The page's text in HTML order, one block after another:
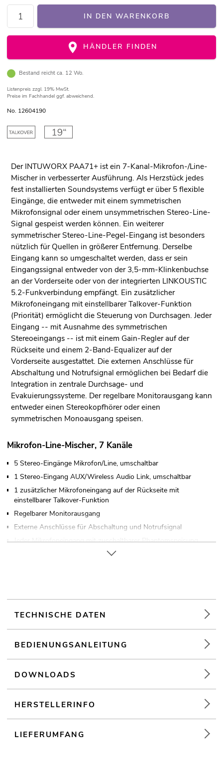
IN DEN WARENKORB
HÄNDLER FINDEN
Bestand reicht ca. 12 Wo.
Listenpreis zzgl. 19% MwSt.
Preise im Fachhandel ggf. abweichend.
No. 12604190
Der INTUWORX PAA71+ ist ein 7-Kanal-Mikrofon-/Line-
Mischer in verbesserter Ausführung. Als Herzstück jedes
fest installierten Soundsystems verfügt er über 5 flexible
Eingänge, die entweder mit einem symmetrischen
Mikrofonsignal oder einem unsymmetrischen Stereo-Line-
Signal gespeist werden können. Ein weiterer
symmetrischer Stereo-Line-Pegel-Eingang ist besonders
nützlich für Quellen in größerer Entfernung. Derselbe
Eingang kann so umgeschaltet werden, dass er sein
Eingangssignal entweder von der 3,5-mm-Klinkenbuchse
an der Vorderseite oder von der integrierten LINKOUSTIC
5.2-Funkverbindung empfängt. Ein zusätzlicher
Mikrofoneingang mit einstellbarer Talkover-Funktion
(Priorität) ermöglicht die Steuerung von Durchsagen. Jeder
Eingang -- mit Ausnahme des symmetrischen
Stereoeingangs -- ist mit einem Gain-Regler auf der
Rückseite und einem 2-Band-Equalizer auf der
Vorderseite ausgestattet. Die externen Anschlüsse für
Abschaltung und Notrufsignal ermöglichen bei Bedarf die
Integration in zentrale Durchsage- und
Evakuierungssysteme. Der regelbare Monitorausgang kann
entweder einen Stereokopfhörer oder einen
symmetrischen Monoausgang speisen.
Mikrofon-Line-Mischer, 7 Kanäle
5 Stereo-Eingänge Mikrofon/Line, umschaltbar
1 Stereo-Eingang AUX/Wireless Audio Link, umschaltbar
1 zusätzlicher Mikrofoneingang auf der Rückseite mit
einstellbarer Talkover-Funktion
Regelbarer Monitorausgang
Externe Anschlüsse für Abschaltung und Notrufsignal
Jeder Mikrofoneingang mit zuschaltbarer Phantomspeisung
unter "Downloads" im Datenblatt
TECHNISCHE DATEN
BEDIENUNGSANLEITUNG
DOWNLOADS
HERSTELLERINFO
LIEFERUMFANG